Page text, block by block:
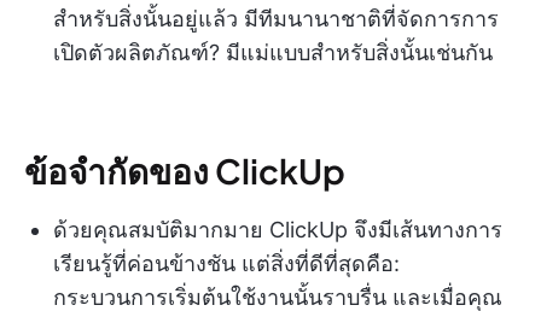
สำหรับสิ่งนั้นอยู่แล้ว มีทีมนานาชาติที่จัดการการ
เปิดตัวผลิตภัณฑ์? มีแม่แบบสำหรับสิ่งนั้นเช่นกัน
ข้อจำกัดของ ClickUp
ด้วยคุณสมบัติมากมาย ClickUp จึงมีเส้นทางการ
เรียนรู้ที่ค่อนข้างชัน แต่สิ่งที่ดีที่สุดคือ:
กระบวนการเริ่มต้นใช้งานนั้นราบรื่น และเมื่อคุณ